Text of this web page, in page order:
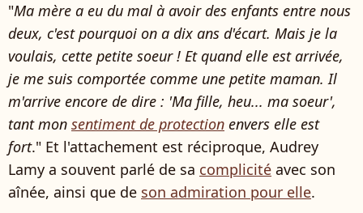
"Ma mère a eu du mal à avoir des enfants entre nous
deux, c'est pourquoi on a dix ans d'écart. Mais je la
voulais, cette petite soeur ! Et quand elle est arrivée,
je me suis comportée comme une petite maman. Il
m'arrive encore de dire : 'Ma fille, heu... ma soeur',
tant mon sentiment de protection envers elle est
fort." Et l'attachement est réciproque, Audrey
Lamy a souvent parlé de sa complicité avec son
aînée, ainsi que de son admiration pour elle.